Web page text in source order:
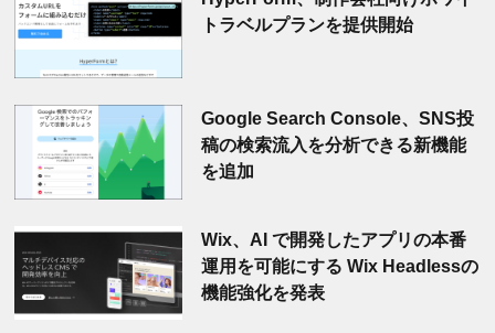
トラベルプランを提供開始
Google Search Console、SNS投
稿の検索流入を分析できる新機能
を追加
Wix、AI で開発したアプリの本番
運用を可能にする Wix Headlessの
機能強化を発表